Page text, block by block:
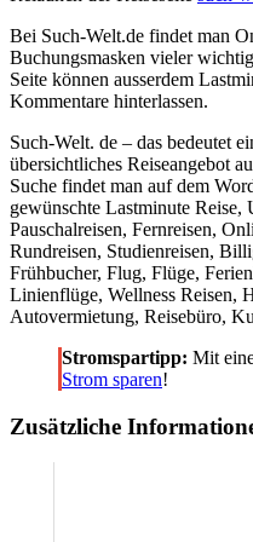
Bei Such-Welt.de findet man
Buchungsmasken vieler
Seite können ausserdem
Kommentare hinterlassen.
Such-Welt. de – das bedeutet
übersichtliches Reiseangebot
Suche findet man auf dem
gewünschte Lastminute
Pauschalreisen, Fernreisen,
Rundreisen, Studienreisen,
Frühbucher, Flug, Flüge,
Linienflüge, Wellness Reisen,
Autovermietung, Reisebüro,
Stromspartipp: Mit
Strom sparen!
Zusätzliche